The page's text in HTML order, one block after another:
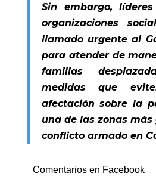
Sin embargo,
organizaciones
llamado urgente al
para atender de
familias
medidas que
afectación sobre la
una de las zonas
conflicto armado en
Comentarios en Facebook